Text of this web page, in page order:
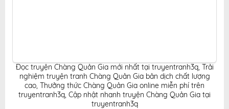
Đọc truyện Chàng Quản Gia mới nhất tại truyentranh3q, Trải
nghiệm truyện tranh Chàng Quản Gia bản dịch chất lượng
cao, Thưởng thức Chàng Quản Gia online miễn phí trên
truyentranh3q, Cập nhật nhanh truyện Chàng Quản Gia tại
truyentranh3q